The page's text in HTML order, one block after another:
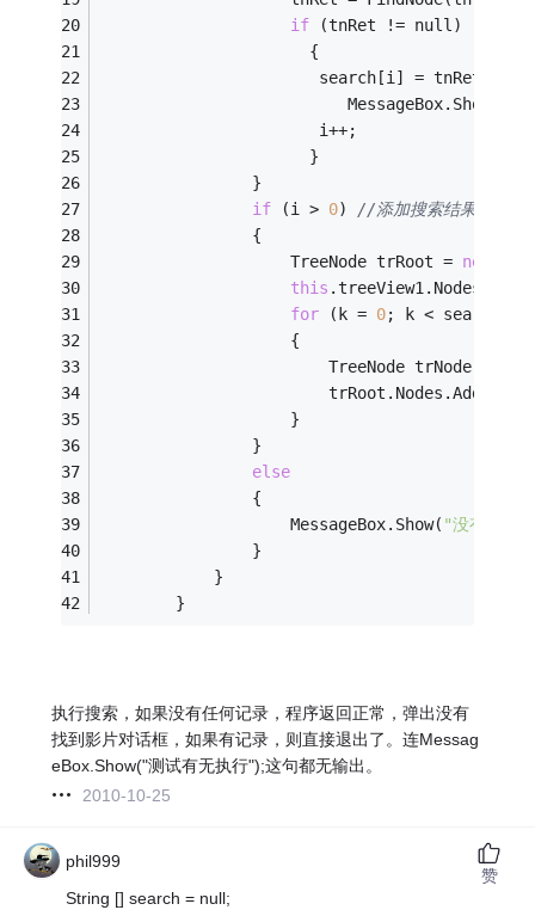
if (tnRet != null)
                      {
search[i] =
                          MessageBox.Show(
                       i++;
                      }
                }
if (i > 0) //添加搜索结果到新节
                {
                    TreeNode trRoot =
new
this
for (k = 0; k <
                    {
                        TreeNode trNode =
                    }
                }
else
                {
                    MessageBox.Show(
"没有找到
                }
            }
        }
执行搜索，如果没有任何记录，程序返回正常，弹出没有
找到影片对话框，如果有记录，则直接退出了。连Messag
eBox.Show("测试有无执行");这句都无输出。
2010-10-25
phil999
String [] search = null;
赞